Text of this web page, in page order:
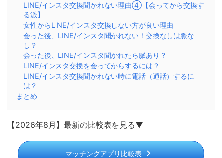
LINE/インスタ交換聞かれない理由④【会ってから交換す
る派】
女性からLINE/インスタ交換しない方が良い理由
会った後、LINE/インスタ聞かれない！交換なしは脈な
し？
会った後、LINE/インスタ聞かれたら脈あり？
LINE/インスタ交換を会ってからするには？
LINE/インスタ交換聞かれない時に電話（通話）するに
は？
まとめ
【2026年8月】最新の比較表を見る▼
マッチングアプリ比較表